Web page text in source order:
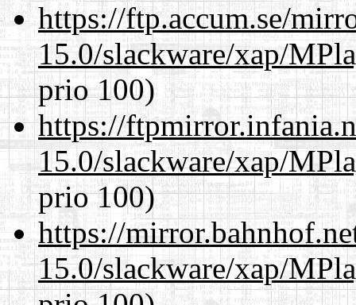
https://ftp.accum.se/
15.0/slackware/xap/
prio 100)
https://
15.0/slackware/xap/
prio 100)
https://
15.0/slackware/xap/